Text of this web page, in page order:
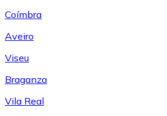
Coímbra
Aveiro
Viseu
Braganza
Vila Real